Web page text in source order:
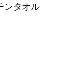
ンタオル